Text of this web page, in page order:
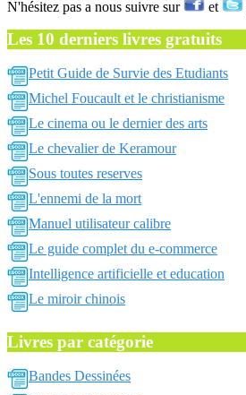
N'hésitez pas a nous suivre sur et
Les 10 derniers livres gratuits
Petit Guide de Survie des Etudiants
Michel Foucault et le christianisme
Le cinema ou le dernier des arts
Le chevalier de Keramour
Sous toutes reserves
L'ennemi de la mort
Manuel utilisateur calibre
Le guide complet du e-commerce
Intelligence artificielle et education
Le miroir chinois
Livres par catégorie
Bandes Dessinées